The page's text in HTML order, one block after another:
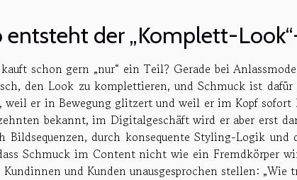
entsteht der „Komplett-
schon gern „nur“ ein Teil? Gerade bei
den Look zu komplettieren, und Schmuck ist
weil er in Bewegung glitzert und weil er im Kopf
bekannt, im Digitalgeschäft wird er aber erst
Bildsequenzen, durch konsequente Styling-Logik
Schmuck im Content nicht wie ein Fremdkörper
Kundinnen und Kunden unausgesprochen stellen: